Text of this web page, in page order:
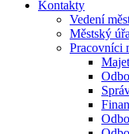
Kontakty
Vedení
Městský
Pracovníci